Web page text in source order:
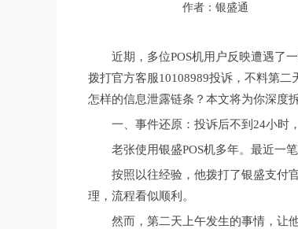
作者：银盛通
近期，多位POS机用户反映遭遇了
拨打官方客服10108989投诉，不料第
怎样的信息泄露链条？本文将为你深度
一、事件还原：投诉后不到24小时
老张使用银盛POS机多年。最近一
按照以往经验，他拨打了银盛支付
理，流程看似顺利。
然而，第二天上午发生的事情，让